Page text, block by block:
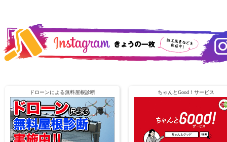
ドローンによる無料屋根診断 ちゃんとGood！サービス